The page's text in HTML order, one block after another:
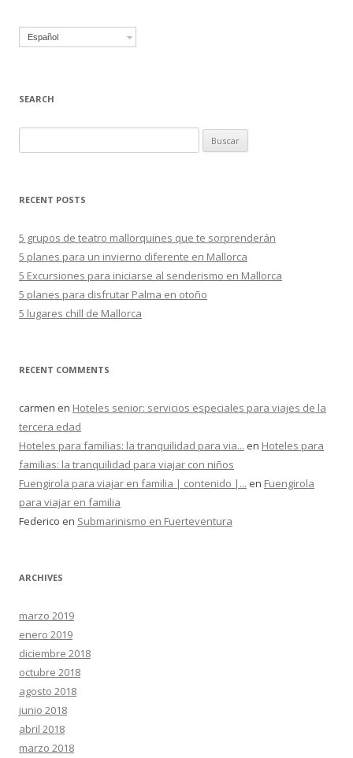
Español
SEARCH
u
c
r
:
RECENT POSTS
5 grupos de teatro mallorquines que te sorprenderán
5 planes para un invierno diferente en Mallorca
5 Excursiones para iniciarse al senderismo en Mallorca
5 planes para disfrutar Palma en otoño
5 lugares chill de Mallorca
RECENT COMMENTS
carmen en Hoteles senior: servicios especiales para viajes de la
tercera edad
Hoteles para familias: la tranquilidad para via... en Hoteles para
familias: la tranquilidad para viajar con niños
Fuengirola para viajar en familia | contenido |... en Fuengirola
para viajar en familia
Federico en Submarinismo en Fuerteventura
ARCHIVES
marzo 2019
enero 2019
diciembre 2018
octubre 2018
agosto 2018
junio 2018
abril 2018
marzo 2018